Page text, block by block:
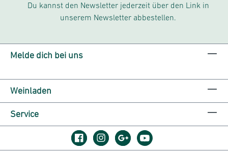
Du kannst den Newsletter jederzeit über den Link in
unserem Newsletter abbestellen.
Melde dich bei uns
Weinladen
Service